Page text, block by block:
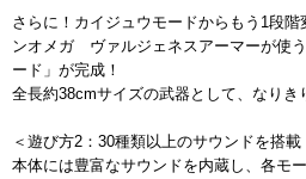
さらに！カイジュウモードからもう1段
ンオメガ ヴァルジェネスアーマーが使
ード」が完成！
全長約38cmサイズの武器として、なりき
＜遊び方2：30種類以上のサウンドを搭載
本体には豊富なサウンドを内蔵し、各モ